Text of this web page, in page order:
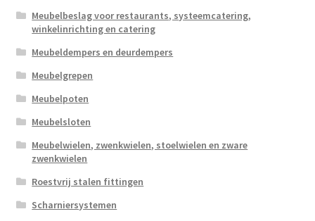
Meubelbeslag voor restaurants, systeemcatering,
winkelinrichting en catering
Meubeldempers en deurdempers
Meubelgrepen
Meubelpoten
Meubelsloten
Meubelwielen, zwenkwielen, stoelwielen en zware
zwenkwielen
Roestvrij stalen fittingen
Scharniersystemen